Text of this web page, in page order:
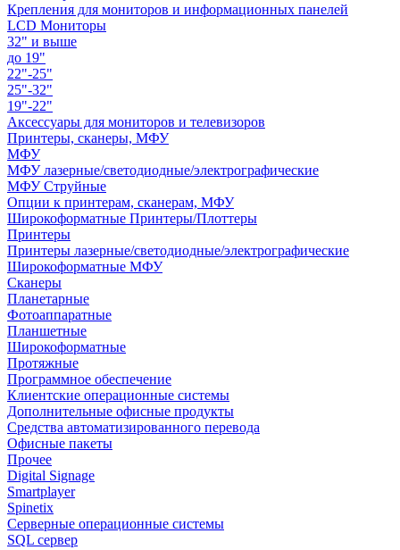
Крепления для мониторов и информационных панелей
LCD Мониторы
32" и выше
до 19"
22"-25"
25"-32"
19"-22"
Аксессуары для мониторов и телевизоров
Принтеры, сканеры, МФУ
МФУ
МФУ лазерные/светодиодные/электрографические
МФУ Струйные
Опции к принтерам, сканерам, МФУ
Широкоформатные Принтеры/Плоттеры
Принтеры
Принтеры лазерные/светодиодные/электрографические
Широкоформатные МФУ
Сканеры
Планетарные
Фотоаппаратные
Планшетные
Широкоформатные
Протяжные
Программное обеспечение
Клиентские операционные системы
Дополнительные офисные продукты
Средства автоматизированного перевода
Офисные пакеты
Прочее
Digital Signage
Smartplayer
Spinetix
Серверные операционные системы
SQL сервер